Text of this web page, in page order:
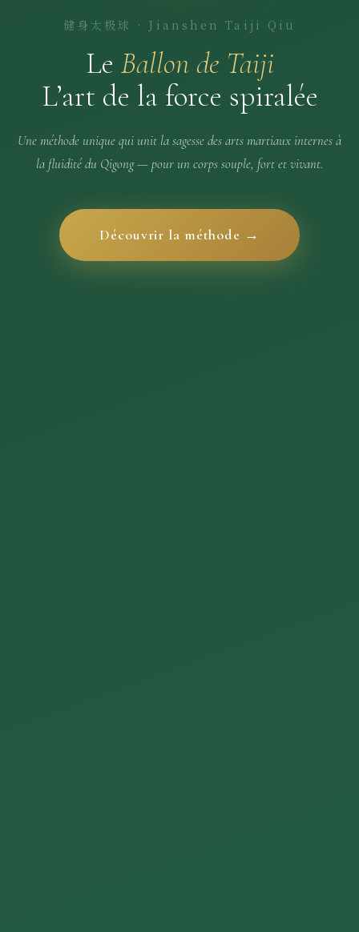
健身太极球 · Jianshen Taiji Qiu
Le Ballon de Taiji
L’art de la force spiralée
Une méthode unique qui unit la sagesse des arts martiaux internes à
la fluidité du Qigong — pour un corps souple, fort et vivant.
Découvrir la méthode →